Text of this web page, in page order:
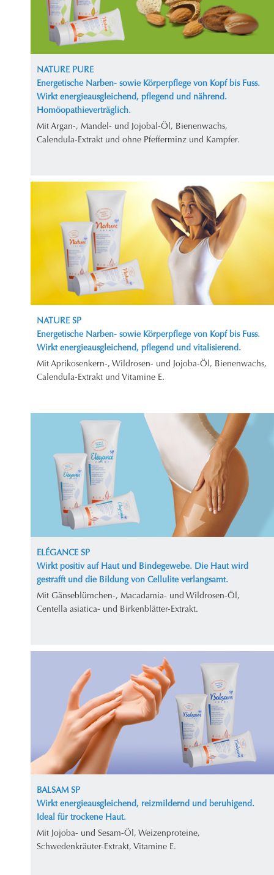
NATURE PURE
Energetische Narben- sowie Körperpflege von Kopf bis Fuss.
Wirkt energieausgleichend, pflegend und nährend.
Homöopathieverträglich.
Mit Argan-, Mandel- und Jojobal-Öl, Bienenwachs,
Calendula-Extrakt und ohne Pfefferminz und Kampfer.
NATURE SP
Energetische Narben- sowie Körperpflege von Kopf bis Fuss.
Wirkt energieausgleichend, pflegend und vitalisierend.
Mit Aprikosenkern-, Wildrosen- und Jojoba-Öl, Bienenwachs,
Calendula-Extrakt und Vitamine E.
ELÉGANCE SP
Wirkt positiv auf Haut und Bindegewebe. Die Haut wird
gestrafft und die Bildung von Cellulite verlangsamt.
Mit Gänseblümchen-, Macadamia- und Wildrosen-Öl,
Centella asiatica- und Birkenblätter-Extrakt.
BALSAM SP
Wirkt energieausgleichend, reizmildernd und beruhigend.
Ideal für trockene Haut.
Mit Jojoba- und Sesam-Öl, Weizenproteine,
Schwedenkräuter-Extrakt, Vitamine E.